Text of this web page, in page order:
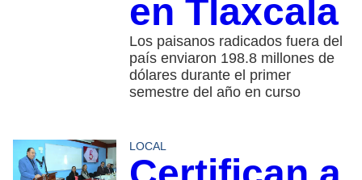
en Tlaxcala
Los paisanos radicados fuera del
país enviaron 198.8 millones de
dólares durante el primer
semestre del año en curso
LOCAL